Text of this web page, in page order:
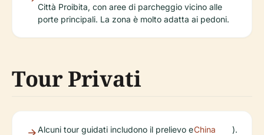
Città Proibita, con aree di parcheggio vicino alle
porte principali. La zona è molto adatta ai pedoni.
Tour Privati
Alcuni tour guidati includono il prelievo eChina
).